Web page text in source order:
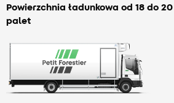
Powierzchnia ładunkowa od 18 do 20
palet